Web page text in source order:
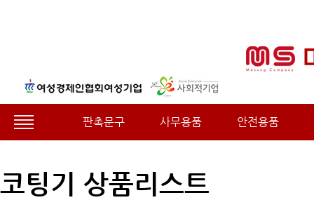
판촉문구 사무용품 안전용품
코팅기 상품리스트